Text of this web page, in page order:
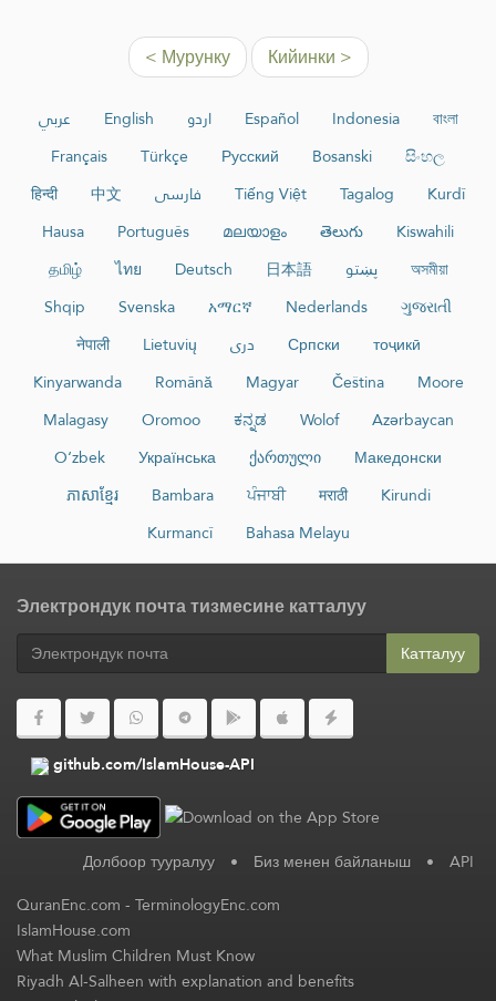
< Мурунку Кийинки >
عربي English اردو Español Indonesia
বাংলা
Français
Türkçe Русский Bosanski
සිංහල
हिन्दी
中文 فارسی Tiếng Việt Tagalog
Kurdî
Hausa
Português മലയാളം తెలుగు
Kiswahili
தமிழ்
ไทย Deutsch 日本語 پښتو
অসমীয়া
Shqip
Svenska አማርኛ Nederlands
ગુજરાતી
नेपाली
Lietuvių دری Српски
тоҷикӣ
Kinyarwanda
Română Magyar Čeština
Moore
Malagasy
Oromoo ಕನ್ನಡ Wolof
Azərbaycan
O‘zbek
Українська ქართული
Македонски
ភាសាខ្មែរ
Bambara ਪੰਜਾਬੀ मराठी
Kirundi
Kurmancî
Bahasa Melayu
Электрондук почта тизмесине катталуу
Катталуу
github.com/IslamHouse-API
Долбоор тууралуу • Биз менен байланыш • API
QuranEnc.com-TerminologyEnc.com
IslamHouse.com
What Muslim Children Must Know
Riyadh Al-Salheen with explanation and benefits